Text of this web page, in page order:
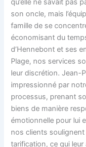
son oncle, mais
famille de se
économisant du
d’Hennebont et ses
Plage, nos services
leur discrétion. Jean-
impressionné par
processus, prenant
biens de manière
émotionnelle pour lui
nos clients
tarification, ce qui